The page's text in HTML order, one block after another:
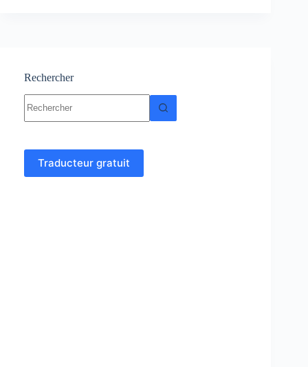
Rechercher
résultat
Traducteur gratuit